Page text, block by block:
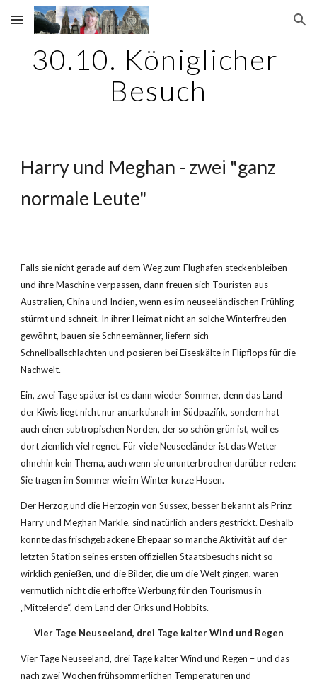
Skip to main content Skip to navigation
30.10. Königlicher
Besuch
Harry und Meghan - zwei "ganz
normale Leute"
Falls sie nicht gerade auf dem Weg zum Flughafen steckenbleiben
und ihre Maschine verpassen, dann freuen sich Touristen aus
Australien, China und Indien, wenn es im neuseeländischen Frühling
stürmt und schneit. In ihrer Heimat nicht an solche Winterfreuden
gewöhnt, bauen sie Schneemänner, liefern sich
Schnellballschlachten und posieren bei Eiseskälte in Flipflops für die
Nachwelt.
Ein, zwei Tage später ist es dann wieder Sommer, denn das Land
der Kiwis liegt nicht nur antarktisnah im Südpazifik, sondern hat
auch einen subtropischen Norden, der so schön grün ist, weil es
dort ziemlich viel regnet. Für viele Neuseeländer ist das Wetter
ohnehin kein Thema, auch wenn sie ununterbrochen darüber reden:
Sie tragen im Sommer wie im Winter kurze Hosen.
Der Herzog und die Herzogin von Sussex, besser bekannt als Prinz
Harry und Meghan Markle, sind natürlich anders gestrickt. Deshalb
konnte das frischgebackene Ehepaar so manche Aktivität auf der
letzten Station seines ersten offiziellen Staatsbesuchs nicht so
wirklich genießen, und die Bilder, die um die Welt gingen, waren
vermutlich nicht die erhoffte Werbung für den Tourismus in
„Mittelerde“, dem Land der Orks und Hobbits.
Vier Tage Neuseeland, drei Tage kalter Wind und Regen
Vier Tage Neuseeland, drei Tage kalter Wind und Regen – und das
nach zwei Wochen frühsommerlichen Temperaturen und